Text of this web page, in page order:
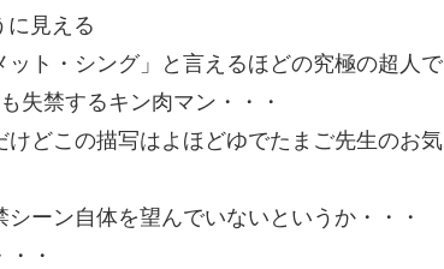
に見える
ト・シング」と言えるほどの究極の超人で
失禁するキン肉マン・・・
どこの描写はよほどゆでたまご先生のお気
ーン自体を望んでいないというか・・・
・